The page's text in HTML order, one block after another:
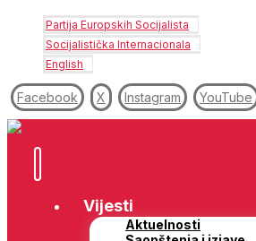
Partija Europskih Socijalista
Socijalistička Internacionala
English
Facebook X Instagram YouTube
Vijesti
Aktuelnosti